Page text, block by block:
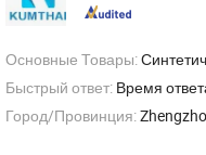
Основные Товары:Синтетический алмазный порошок CBN , боронит ,
Быстрый ответ: Время
Город/Провинция: